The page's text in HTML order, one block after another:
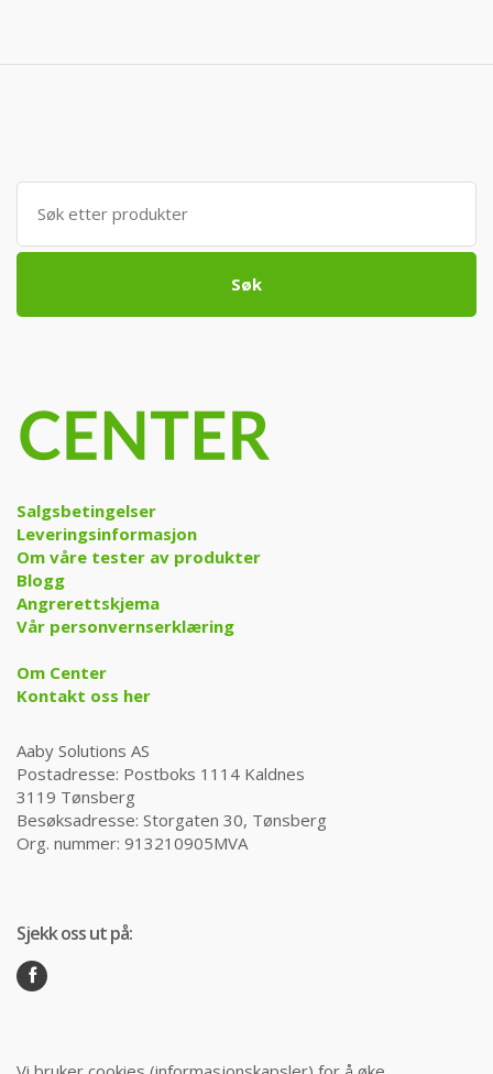
2
1
Søk
etter:
Søk
Salgsbetingelser
Leveringsinformasjon
Om våre tester av produkter
Blogg
Angrerettskjema
Vår personvernserklæring
Om Center
Kontakt oss her
Aaby Solutions AS
Postadresse: Postboks 1114 Kaldnes
3119 Tønsberg
Besøksadresse: Storgaten 30, Tønsberg
Org. nummer: 913210905MVA
Sjekk oss ut på: